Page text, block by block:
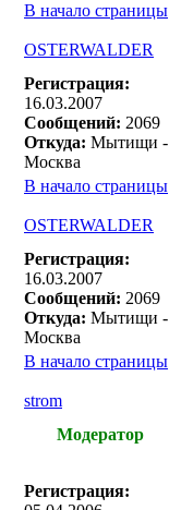
В начало страницы
OSTERWALDER
Регистрация:
16.03.2007
Сообщений: 2069
Откуда: Мытищи -
Москва
В начало страницы
OSTERWALDER
Регистрация:
16.03.2007
Сообщений: 2069
Откуда: Мытищи -
Москва
В начало страницы
strom
Модератор
Регистрация: